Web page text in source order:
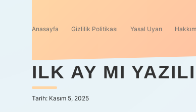
Anasayfa Gizlilik Politikası Yasal Uyarı
ILK AY MI
Tarih: Kasım 5, 2025